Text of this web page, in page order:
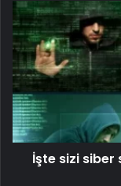
İşte sizi siber